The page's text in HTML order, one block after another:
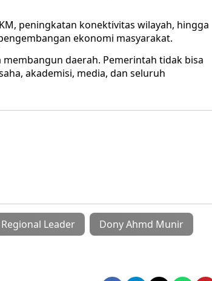
peningkatan konektivitas wilayah, hingga
ekonomi masyarakat.
daerah. Pemerintah tidak bisa
akademisi, media, dan seluruh
Leader Dony Ahmd Munir